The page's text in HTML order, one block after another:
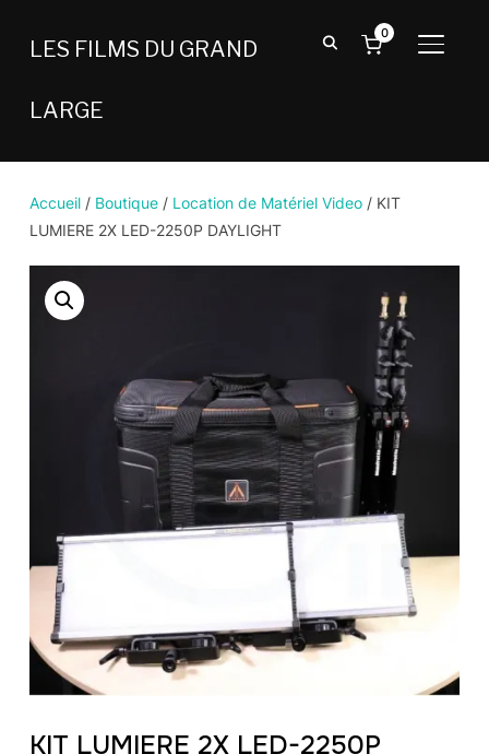
LES FILMS DU GRAND
LARGE
0
Accueil/ Boutique/ Location de Matériel Video/ KIT
LUMIERE 2X LED-2250P DAYLIGHT
KIT LUMIERE 2X LED-2250P